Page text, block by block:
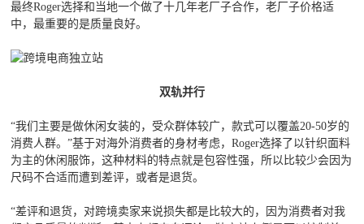
最终Roger选择和当地一个做了十几年老厂子合作，老厂子价格适
中，最重要的是质量良好。
双轨并行
“我们主要是做休闲女装的，受众群体较广，款式可以覆盖20-50岁的
消费人群。”基于对海外消费者的身材考虑，Roger选择了以针织面料
为主的休闲服饰，这种材料的特点就是包容性强，所以比较少会因为
尺码不合适而遭到差评，或者是退货。
“差评和退货，对跨境卖家来说损失都是比较大的，因为消费者对我